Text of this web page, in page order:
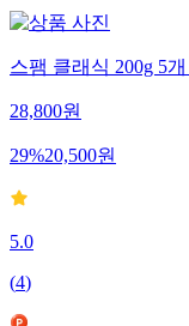
스팸 클래식 200g 5
28,800원
29%20,500원
5.0
(4)